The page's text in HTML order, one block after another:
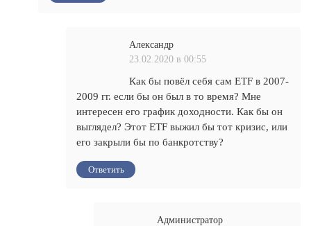
Александр
23.02.2020 в 00:55
Как бы повёл себя сам ETF в 2007-
2009 гг. если бы он был в то время? Мне
интересен его график доходности. Как бы он
выглядел? Этот ETF выжил бы тот кризис, или
его закрыли бы по банкротству?
Ответить
Администратор